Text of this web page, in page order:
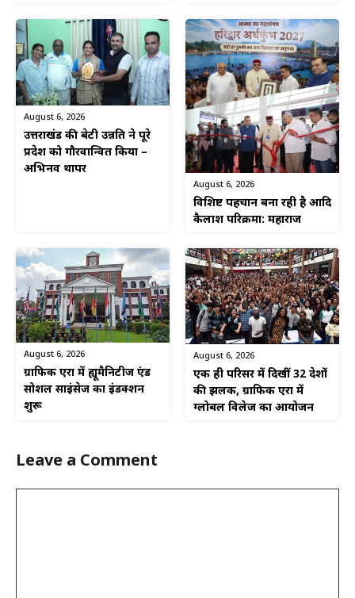
August 6, 2026
उत्तराखंड की बेटी उन्नति ने पूरे
प्रदेश को गौरवान्वित किया –
अभिनव थापर
August 6, 2026
विशिष्ट पहचान बना रही है आदि
कैलाश परिक्रमा: महाराज
August 6, 2026
ग्राफिक एरा में ह्यूमैनिटीज एंड
सोशल साइंसेज का इंडक्शन
शुरू
August 6, 2026
एक ही परिसर में दिखीं 32 देशों
की झलक, ग्राफिक एरा में
ग्लोबल विलेज का आयोजन
Leave a Comment